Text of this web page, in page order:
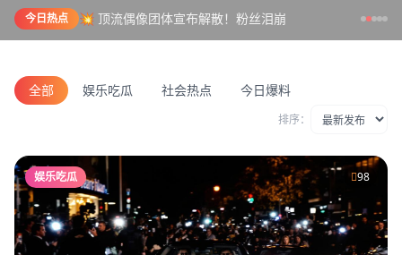
今日热点 💥 顶流偶像团体宣布解散！粉丝泪崩
全部 娱乐吃瓜 社会热点 今日爆料
排序：
娱乐吃瓜 98